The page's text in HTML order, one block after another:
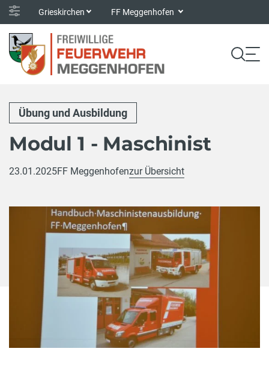
Grieskirchen FF Meggenhofen
Übung und Ausbildung
Modul 1 - Maschinist
23.01.2025FF Meggenhofenzur Übersicht